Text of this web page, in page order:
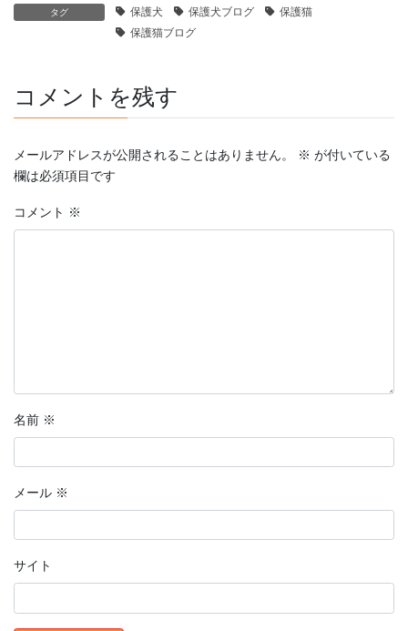
タグ 保護犬 保護犬ブログ
保護猫
保護猫ブログ
コメントを残す
メールアドレスが公開されることはありません。 ※ が付いている
欄は必須項目です
コメント ※
名前 ※
メール ※
サイト